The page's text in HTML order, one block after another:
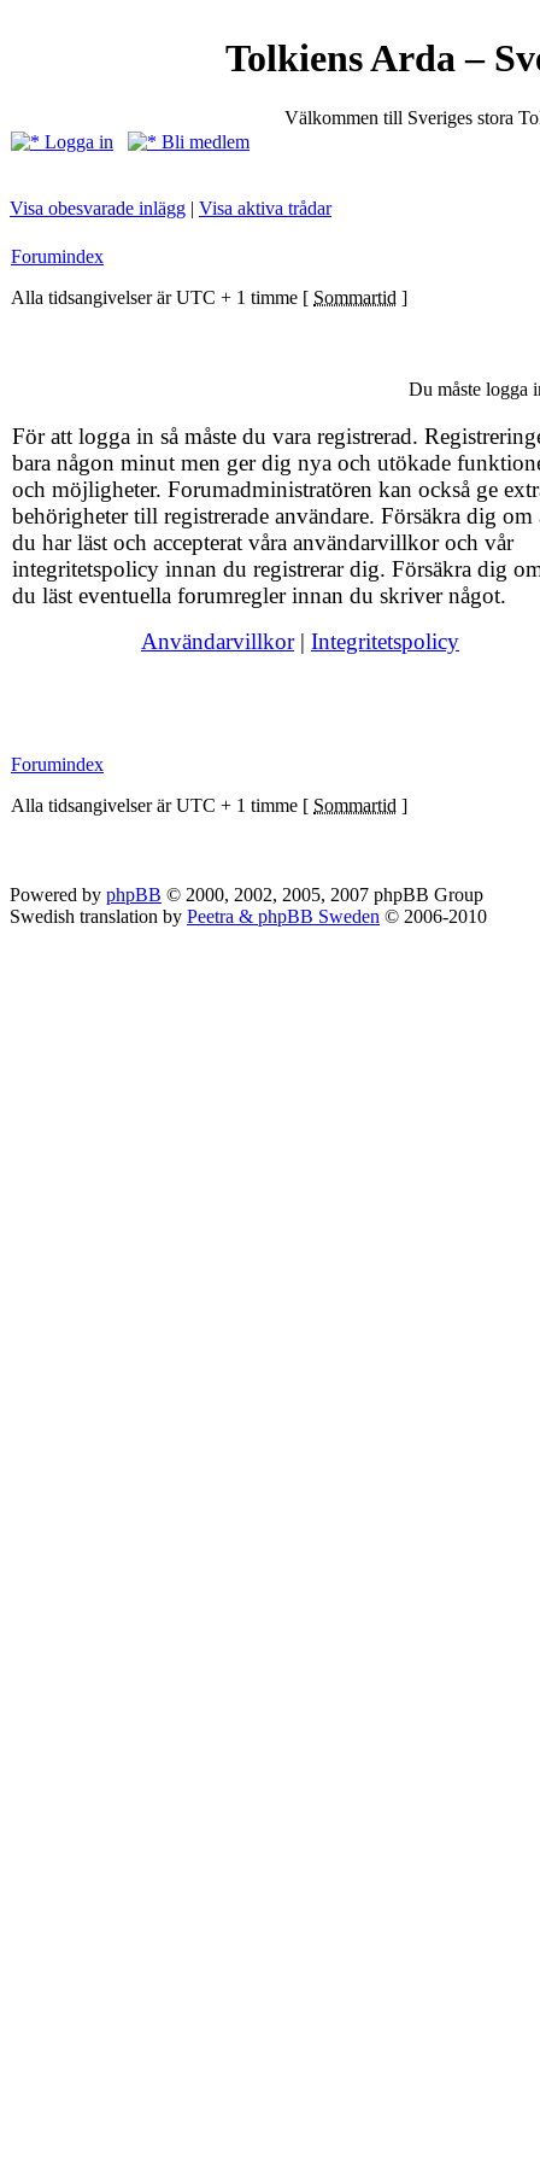
Tolkiens Arda –
Välkommen till Sveriges stora
Logga in
Bli medlem
Visa obesvarade inlägg | Visa aktiva trådar
Forumindex
Alla tidsangivelser är UTC + 1 timme [ Sommartid ]
Du måste logga
För att logga in så måste du vara registrerad.
bara någon minut men ger dig nya och utökade
och möjligheter. Forumadministratören kan också ge
behörigheter till registrerade användare. Försäkra dig om
du har läst och accepterat våra användarvillkor och vår
integritetspolicy innan du registrerar dig. Försäkra dig
du läst eventuella forumregler innan du skriver något.
Användarvillkor| Integritetspolicy
Forumindex
Alla tidsangivelser är UTC + 1 timme [ Sommartid ]
Powered by phpBB © 2000, 2002, 2005, 2007 phpBB Group
Swedish translation by Peetra & phpBB Sweden © 2006-2010